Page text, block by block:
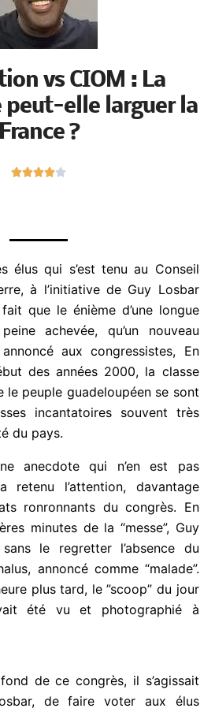
vs CIOM : La
peut-elle larguer
France ?
N
4
u
r
5
élus qui s’est tenu au Conseil
à l’initiative de Guy Losbar
que le énième d’une longue
achevée, qu’un nouveau
aux congressistes, En
des années 2000, la classe
le peuple guadeloupéen se
incantatoires souvent
du pays.
anecdote qui n’en est pas
l’attention, davantage
ronronnants du congrès. En
minutes de la “messe”, Guy
le regretter l’absence du
annoncé comme “malade”.
plus tard, le ”scoop” du
été vu et photographié à
de ce congrès, il s’agissait
de faire voter aux élus